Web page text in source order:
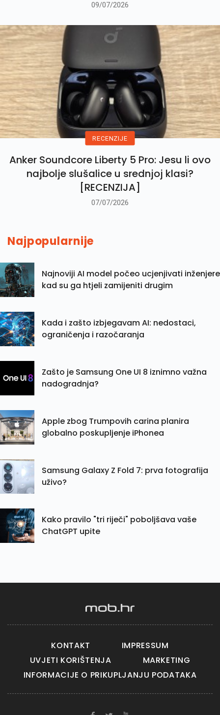
09/07/2026
RECENZIJE
Anker Soundcore Liberty 5 Pro: Jesu li ovo
najbolje slušalice u srednjoj klasi?
[RECENZIJA]
07/07/2026
Najpopularnije
Najnoviji AI model počeo ucjenjivati inženjere
kad su ga htjeli zamijeniti drugim
Kada i zašto izbjegavam AI: nedostaci,
ograničenja i razočaranja
Zašto je Samsung One UI 8 iznimno važna
nadogradnja?
Apple zbog Trumpovih carina planira
globalno poskupljenje iPhonea
Samsung Galaxy Z Fold 7: prva fotografija
uživo?
Kako pravilo "tri riječi" poboljšava vaše
ChatGPT upite
KONTAKT
IMPRESSUM
UVJETI KORIŠTENJA
MARKETING
INFORMACIJE O PRIKUPLJANJU PODATAKA